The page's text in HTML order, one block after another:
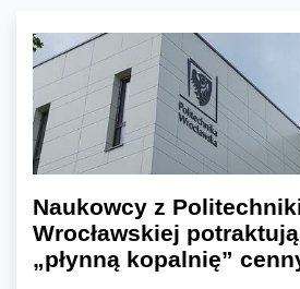
Naukowcy z
Wrocławskiej
„płynną kopalnię”